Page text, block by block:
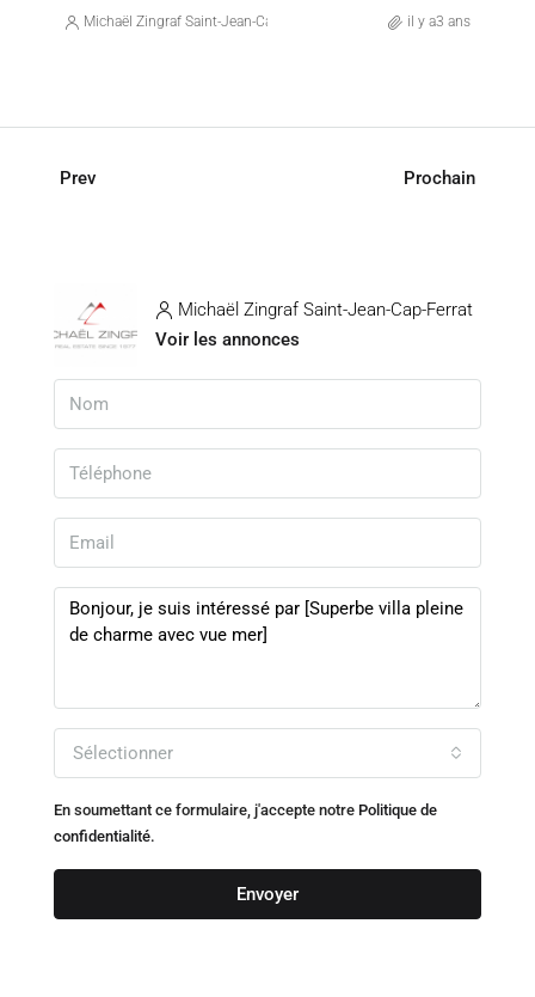
Michaël Zingraf Saint-Jean-Cap-Ferrat il y a3 ans
Prev Prochain
Michaël Zingraf Saint-Jean-Cap-Ferrat
Voir les annonces
Sélectionner
En soumettant ce formulaire, j'accepte notre Politique de
confidentialité.
Envoyer